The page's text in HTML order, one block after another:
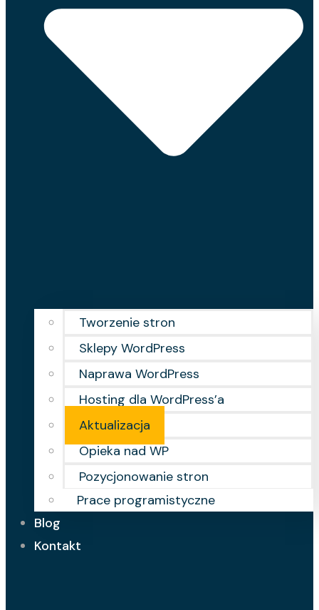
Tworzenie stron
Sklepy WordPress
Naprawa WordPress
Hosting dla WordPress’a
Aktualizacja
Opieka nad WP
Pozycjonowanie stron
Prace programistyczne
Blog
Kontakt